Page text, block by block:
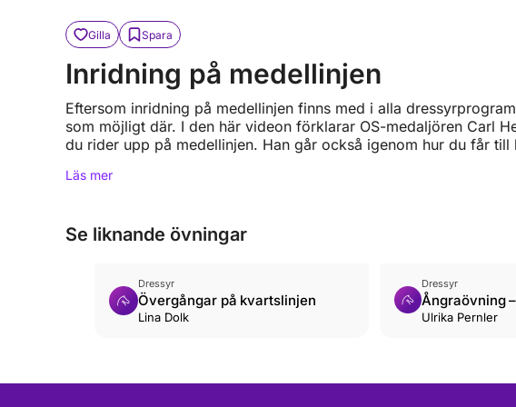
Gilla Spara
Inridning på medellinjen
Eftersom inridning på medellinjen finns med i alla
som möjligt där. I den här videon förklarar OS-medaljören Carl
du rider upp på medellinjen. Han går också igenom hur du får
Läs mer
Se liknande övningar
Dressyr
Övergångar på kvartslinjen
Lina Dolk
Dressyr
Ångraövning
halvhalter
Ulrika Pernler